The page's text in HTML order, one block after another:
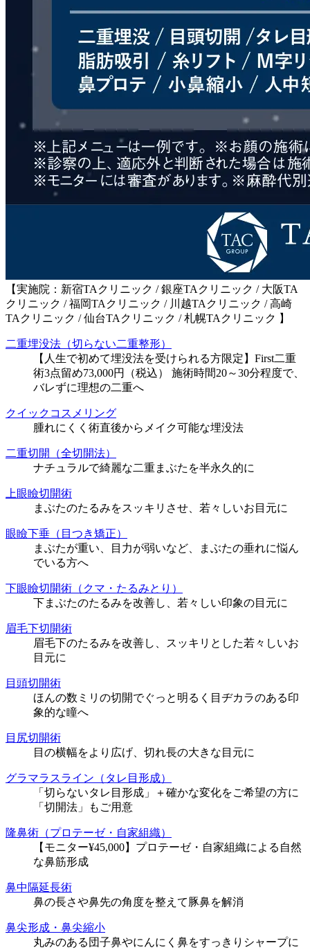
【実施院：新宿TAクリニック / 銀座TAクリニック / 大阪TA
クリニック / 福岡TAクリニック / 川越TAクリニック / 高崎
TAクリニック / 仙台TAクリニック / 札幌TAクリニック 】
二重埋没法（切らない二重整形）
【人生で初めて埋没法を受けられる方限定】First二重
術3点留め73,000円（税込） 施術時間20～30分程度で、
バレずに理想の二重へ
クイックコスメリング
腫れにくく術直後からメイク可能な埋没法
二重切開（全切開法）
ナチュラルで綺麗な二重まぶたを半永久的に
上眼瞼切開術
まぶたのたるみをスッキリさせ、若々しいお目元に
眼瞼下垂（目つき矯正）
まぶたが重い、目力が弱いなど、まぶたの垂れに悩ん
でいる方へ
下眼瞼切開術（クマ・たるみとり）
下まぶたのたるみを改善し、若々しい印象の目元に
眉毛下切開術
眉毛下のたるみを改善し、スッキリとした若々しいお
目元に
目頭切開術
ほんの数ミリの切開でぐっと明るく目ヂカラのある印
象的な瞳へ
目尻切開術
目の横幅をより広げ、切れ長の大きな目元に
グラマラスライン（タレ目形成）
「切らないタレ目形成」＋確かな変化をご希望の方に
「切開法」もご用意
隆鼻術（プロテーゼ・自家組織）
【モニター¥45,000】プロテーゼ・自家組織による自然
な鼻筋形成
鼻中隔延長術
鼻の長さや鼻先の角度を整えて豚鼻を解消
鼻尖形成・鼻尖縮小
丸みのある団子鼻やにんにく鼻をすっきりシャープに